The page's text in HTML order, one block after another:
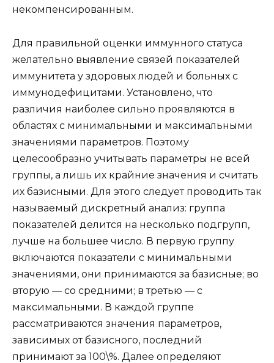
некомпенсированным.
Для правильной оценки иммунного статуса
желательно выявление связей показателей
иммунитета у здоровых людей и больных с
иммунодефицитами. Установлено, что
различия наиболее сильно проявляются в
областях с минимальными и максимальными
значениями параметров. Поэтому
целесообразно учитывать параметры не всей
группы, а лишь их крайние значения и считать
их базисными. Для этого следует проводить так
называемый дискретный анализ: группа
показателей делится на несколько подгрупп,
лучше на большее число. В первую группу
включаются показатели с минимальными
значениями, они принимаются за базисные; во
вторую — со средними; в третью — с
максимальными. В каждой группе
рассматриваются значения параметров,
зависимых от базисного, последний
принимают за 100\%. Далее определяют